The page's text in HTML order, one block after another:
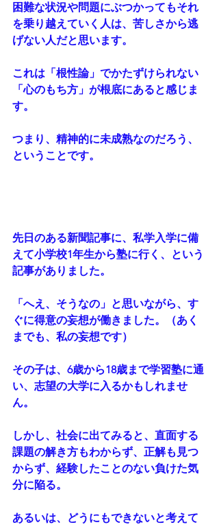
困難な状況や問題にぶつかってもそれ
を乗り越えていく人は、苦しさから逃
げない人だと思います。
これは「根性論」でかたずけられない
「心のもち方」が根底にあると感じま
す。
つまり、精神的に未成熟なのだろう、
ということです。
先日のある新聞記事に、私学入学に備
えて小学校1年生から塾に行く、という
記事がありました。
「へえ、そうなの」と思いながら、す
ぐに得意の妄想が働きました。（あく
までも、私の妄想です）
その子は、6歳から18歳まで学習塾に通
い、志望の大学に入るかもしれませ
ん。
しかし、社会に出てみると、直面する
課題の解き方もわからず、正解も見つ
からず、経験したことのない負けた気
分に陥る。
あるいは、どうにもできないと考えて